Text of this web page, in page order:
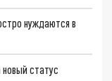
нуждаются в
новый статус